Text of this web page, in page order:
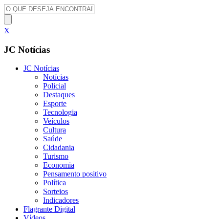
X
JC Notícias
JC Notícias
Notícias
Policial
Destaques
Esporte
Tecnologia
Veículos
Cultura
Saúde
Cidadania
Turismo
Economia
Pensamento positivo
Política
Sorteios
Indicadores
Flagrante Digital